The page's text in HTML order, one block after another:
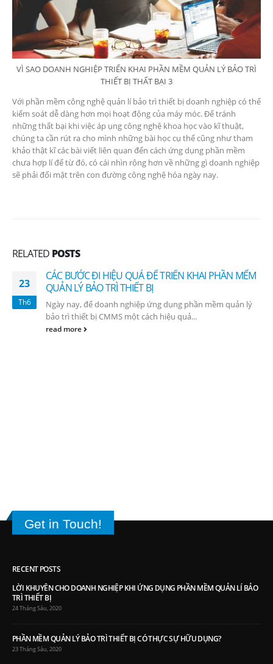
VÌ SAO DOANH NGHIỆP TRIỂN KHAI PHẦN MỀM QUẢN LÝ BẢO TRÌ
THIẾT BỊ THẤT BẠI 3
Với phần mềm công nghệ quản lí bảo trì thiết bị doanh nghiệp có thể
kiểm soát dễ dàng hơn mọi hoạt động của máy móc. Để tránh
những thất bại khi việc áp ụng công nghệ khoa học vào kĩ thuật,
chúng ta cần rút ra cho mình những bài học cụ thể cũng như tham
khảo thật kĩ các bài viết liên quan đến cách ứng dụng phần mềm
chưa hợp lí để từ đó, có cái nhìn rộng hơn về những gì doanh nghiệp
sẽ phải đối mặt trên con đường công nghệ hóa ngày nay.
RELATED POSTS
23
Th6
CÁC BƯỚC ĐI HIỆU QUẢ ĐỂ TRIỂN KHAI PHẦN MẾM
QUẢN LÝ BẢO TRÌ THIẾT BỊ
Ngày nay, để doanh nghiệp ứng dụng phần mềm quản lý
bảo trì thiết bị CMMS một cách hiệu quả...
read more
Get in Touch!
RECENT POSTS
LỜI KHUYÊN CHO DOANH NGHIỆP KHI ỨNG DỤNG PHẦN MỀM QUẢN LÍ BẢO
TRÌ THIẾT BỊ
24 Tháng Sáu, 2020
PHẦN MỀM QUẢN LÝ BẢO TRÌ THIẾT BỊ CÓ THỰC SỰ HỮU DỤNG?
23 Tháng Sáu, 2020